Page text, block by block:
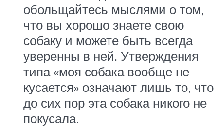
обольщайтесь мыслями о том,
что вы хорошо знаете свою
собаку и можете быть всегда
уверенны в ней. Утверждения
типа «моя собака вообще не
кусается» означают лишь то, что
до сих пор эта собака никого не
покусала.